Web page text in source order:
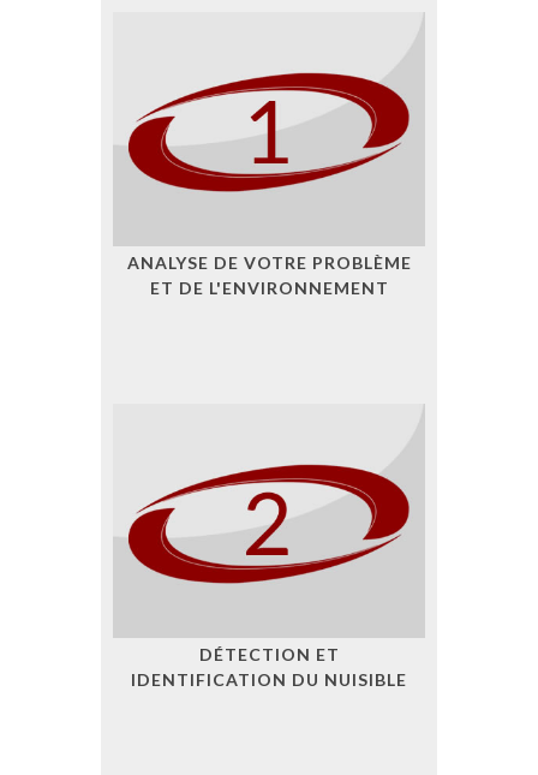
ANALYSE DE VOTRE PROBLÈME
ET DE L'ENVIRONNEMENT
DÉTECTION ET
IDENTIFICATION DU NUISIBLE